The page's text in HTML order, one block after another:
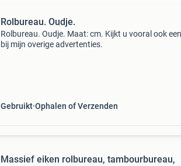
Rolbureau. Oudje.
Rolbureau. Oudje. Maat: cm. Kijkt u vooral ook eens
bij mijn overige advertenties.
Gebruikt Ophalen of Verzenden
Massief eiken rolbureau, tambourbureau,